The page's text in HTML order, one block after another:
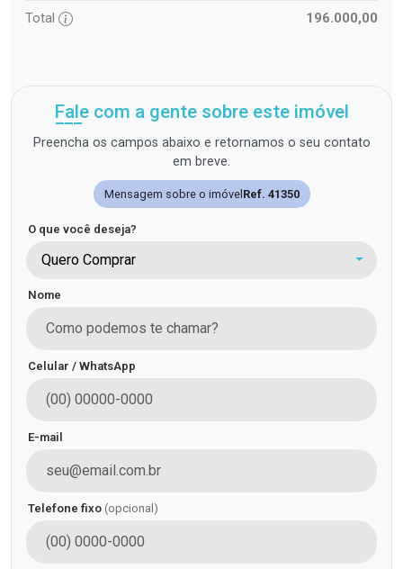
Total
196.000,00
Fale com a gente sobre este imóvel
Preencha os campos abaixo e retornamos o seu contato
em breve.
Mensagem sobre o imóvelRef. 41350
O que você deseja?
Quero Comprar
Nome
Celular / WhatsApp
E-mail
Telefone fixo (opcional)